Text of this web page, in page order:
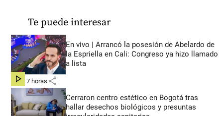
Te puede interesar
En vivo | Arrancó la posesión de Abelardo de
la Espriella en Cali: Congreso ya hizo llamado
a lista
hace 7 horas share
Cerraron centro estético en Bogotá tras
hallar desechos biológicos y presuntas